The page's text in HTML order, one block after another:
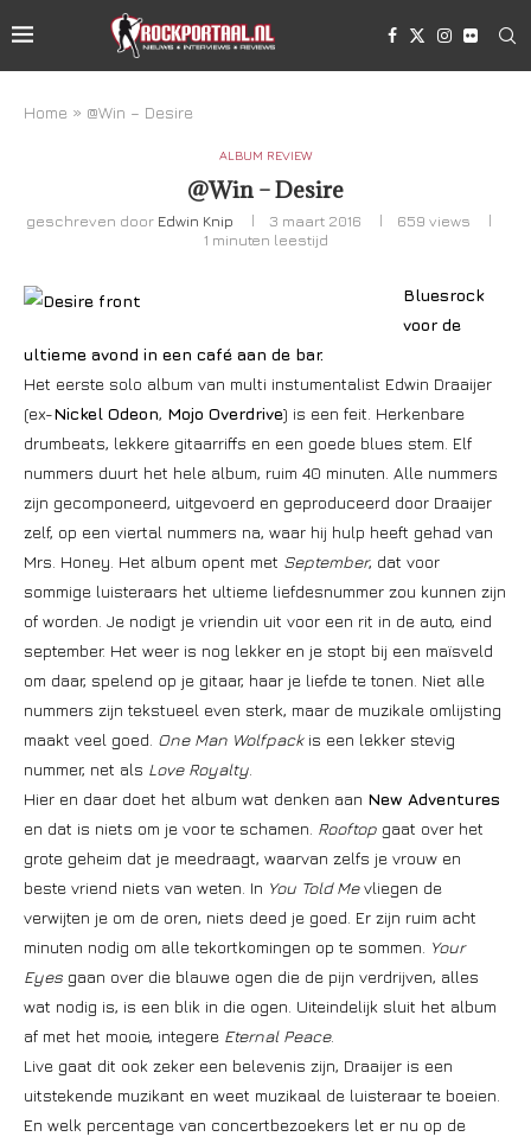
Home » @Win – Desire
ALBUM REVIEW
@Win – Desire
geschreven door Edwin Knip 3 maart 2016 659 views
1 minuten leestijd
Bluesrock
voor de
ultieme avond in een café aan de bar.
Het eerste solo album van multi instumentalist Edwin Draaijer
(ex-Nickel Odeon, Mojo Overdrive) is een feit. Herkenbare
drumbeats, lekkere gitaarriffs en een goede blues stem. Elf
nummers duurt het hele album, ruim 40 minuten. Alle nummers
zijn gecomponeerd, uitgevoerd en geproduceerd door Draaijer
zelf, op een viertal nummers na, waar hij hulp heeft gehad van
Mrs. Honey. Het album opent met September, dat voor
sommige luisteraars het ultieme liefdesnummer zou kunnen zijn
of worden. Je nodigt je vriendin uit voor een rit in de auto, eind
september. Het weer is nog lekker en je stopt bij een maïsveld
om daar, spelend op je gitaar, haar je liefde te tonen. Niet alle
nummers zijn tekstueel even sterk, maar de muzikale omlijsting
maakt veel goed. One Man Wolfpackis een lekker stevig
nummer, net als Love Royalty
Hier en daar doet het album wat denken aan New Adventures
en dat is niets om je voor te schamen. Rooftop gaat over het
grote geheim dat je meedraagt, waarvan zelfs je vrouw en
beste vriend niets van weten. In You Told Mevliegen de
verwijten je om de oren, niets deed je goed. Er zijn ruim acht
minuten nodig om alle tekortkomingen op te sommen. Your
Eyes gaan over die blauwe ogen die de pijn verdrijven, alles
wat nodig is, is een blik in die ogen. Uiteindelijk sluit het album
af met het mooie, integere Eternal Peace.
Live gaat dit ook zeker een belevenis zijn, Draaijer is een
uitstekende muzikant en weet muzikaal de luisteraar te boeien.
En welk percentage van concertbezoekers let er nu op de